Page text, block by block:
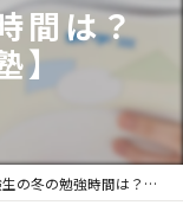
間は？
】
冬の勉強時間は？【福井駅前の塾】